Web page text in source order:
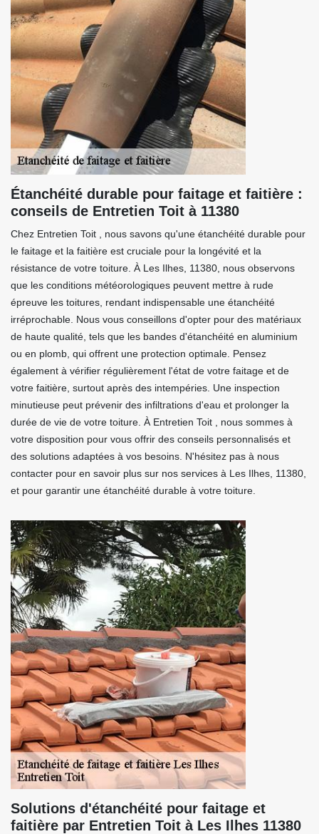
Étanchéité durable pour faitage et faitière :
conseils de Entretien Toit à 11380
Chez Entretien Toit , nous savons qu'une étanchéité durable pour
le faitage et la faitière est cruciale pour la longévité et la
résistance de votre toiture. À Les Ilhes, 11380, nous observons
que les conditions météorologiques peuvent mettre à rude
épreuve les toitures, rendant indispensable une étanchéité
irréprochable. Nous vous conseillons d'opter pour des matériaux
de haute qualité, tels que les bandes d'étanchéité en aluminium
ou en plomb, qui offrent une protection optimale. Pensez
également à vérifier régulièrement l'état de votre faitage et de
votre faitière, surtout après des intempéries. Une inspection
minutieuse peut prévenir des infiltrations d'eau et prolonger la
durée de vie de votre toiture. À Entretien Toit , nous sommes à
votre disposition pour vous offrir des conseils personnalisés et
des solutions adaptées à vos besoins. N'hésitez pas à nous
contacter pour en savoir plus sur nos services à Les Ilhes, 11380,
et pour garantir une étanchéité durable à votre toiture.
Solutions d'étanchéité pour faitage et
faitière par Entretien Toit à Les Ilhes 11380